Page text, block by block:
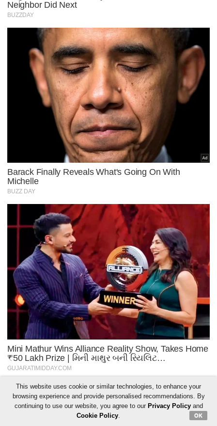
This website uses cookie or similar technologies, to enhance your
browsing experience and provide personalised recommendations. By
continuing to use our website, you agree to our Privacy Policyand
Cookie Policy. OK